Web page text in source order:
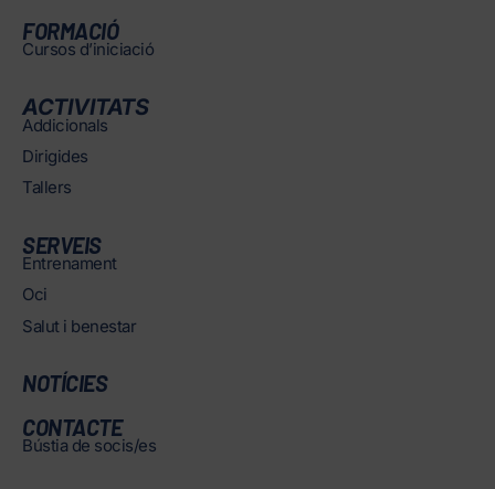
FORMACIÓ
Cursos d’iniciació
ACTIVITATS
Addicionals
Dirigides
Tallers
SERVEIS
Entrenament
Oci
Salut i benestar
NOTÍCIES
CONTACTE
Bústia de socis/es